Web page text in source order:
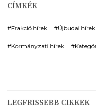
CÍMKÉK
Frakció hírek Újbudai hírek
Kormányzati hírek
LEGFRISSEBB CIKKEK